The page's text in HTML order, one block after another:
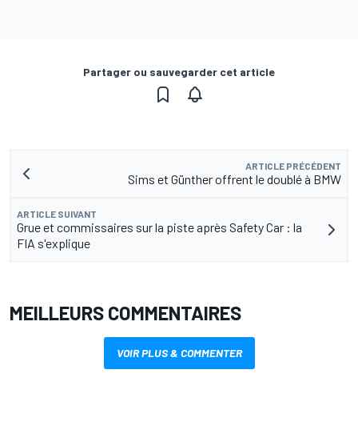
Partager ou sauvegarder cet article
ARTICLE PRÉCÉDENT
Sims et Günther offrent le doublé à BMW
ARTICLE SUIVANT
Grue et commissaires sur la piste après Safety Car : la
FIA s'explique
MEILLEURS COMMENTAIRES
VOIR PLUS & COMMENTER